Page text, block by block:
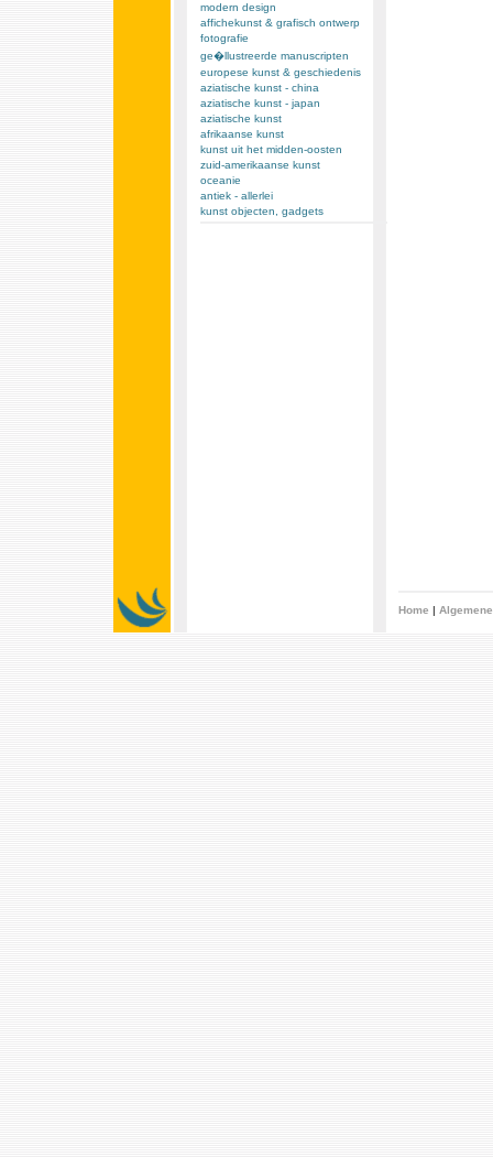
modern design
affichekunst & grafisch ontwerp
fotografie
ge�llustreerde manuscripten
europese kunst & geschiedenis
aziatische kunst - china
aziatische kunst - japan
aziatische kunst
afrikaanse kunst
kunst uit het midden-oosten
zuid-amerikaanse kunst
oceanie
antiek - allerlei
kunst objecten, gadgets
Home |